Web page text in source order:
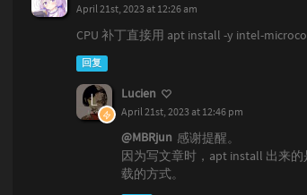
April 21st, 2023 at 12:26 am
CPU 补丁直接用 apt install -y intel-
回复
Lucien
April 21st, 2023 at 12:46 pm
@MBRjun 感谢提醒。
因为写文章时，apt install 出来
载的方式。